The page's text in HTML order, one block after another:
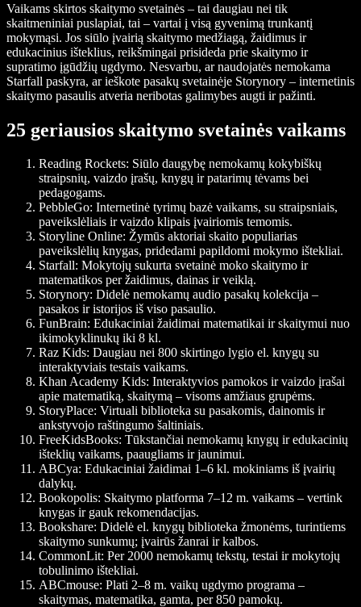
Vaikams skirtos skaitymo svetainės – tai daugiau nei tik
skaitmeniniai puslapiai, tai – vartai į visą gyvenimą trunkantį
mokymąsi. Jos siūlo įvairią skaitymo medžiagą, žaidimus ir
edukacinius išteklius, reikšmingai prisideda prie skaitymo ir
supratimo įgūdžių ugdymo. Nesvarbu, ar naudojatės nemokama
Starfall paskyra, ar ieškote pasakų svetainėje Storynory – internetinis
skaitymo pasaulis atveria neribotas galimybes augti ir pažinti.
25 geriausios skaitymo svetainės vaikams
Reading Rockets: Siūlo daugybę nemokamų kokybiškų
straipsnių, vaizdo įrašų, knygų ir patarimų tėvams bei
pedagogams.
PebbleGo: Internetinė tyrimų bazė vaikams, su straipsniais,
paveikslėliais ir vaizdo klipais įvairiomis temomis.
Storyline Online: Žymūs aktoriai skaito populiarias
paveikslėlių knygas, pridedami papildomi mokymo ištekliai.
Starfall: Mokytojų sukurta svetainė moko skaitymo ir
matematikos per žaidimus, dainas ir veiklą.
Storynory: Didelė nemokamų audio pasakų kolekcija –
pasakos ir istorijos iš viso pasaulio.
FunBrain: Edukaciniai žaidimai matematikai ir skaitymui nuo
ikimokyklinukų iki 8 kl.
Raz Kids: Daugiau nei 800 skirtingo lygio el. knygų su
interaktyviais testais vaikams.
Khan Academy Kids: Interaktyvios pamokos ir vaizdo įrašai
apie matematiką, skaitymą – visoms amžiaus grupėms.
StoryPlace: Virtuali biblioteka su pasakomis, dainomis ir
ankstyvojo raštingumo šaltiniais.
FreeKidsBooks: Tūkstančiai nemokamų knygų ir edukacinių
išteklių vaikams, paaugliams ir jaunimui.
ABCya: Edukaciniai žaidimai 1–6 kl. mokiniams iš įvairių
dalykų.
Bookopolis: Skaitymo platforma 7–12 m. vaikams – vertink
knygas ir gauk rekomendacijas.
Bookshare: Didelė el. knygų biblioteka žmonėms, turintiems
skaitymo sunkumų; įvairūs žanrai ir kalbos.
CommonLit: Per 2000 nemokamų tekstų, testai ir mokytojų
tobulinimo ištekliai.
ABCmouse: Plati 2–8 m. vaikų ugdymo programa –
skaitymas, matematika, gamta, per 850 pamokų.